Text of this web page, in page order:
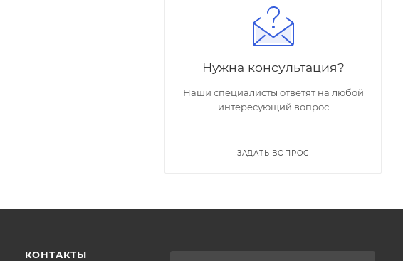
Нужна консультация?
Наши специалисты ответят на любой
интересующий вопрос
ЗАДАТЬ ВОПРОС
КОНТАКТЫ